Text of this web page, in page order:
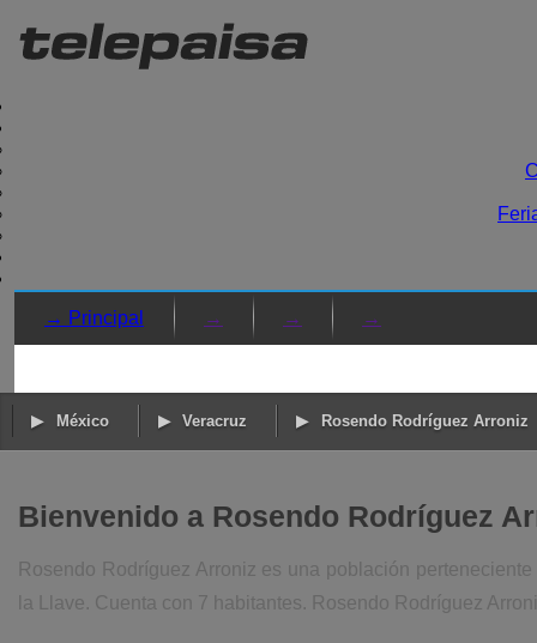
→ Principal → → →
México Veracruz Rosendo Rodríguez Arroniz
Bienvenido a Rosendo Rodríguez
Rosendo Rodríguez Arroniz es una población
la Llave. Cuenta con 7 habitantes. Rosendo Rodríguez